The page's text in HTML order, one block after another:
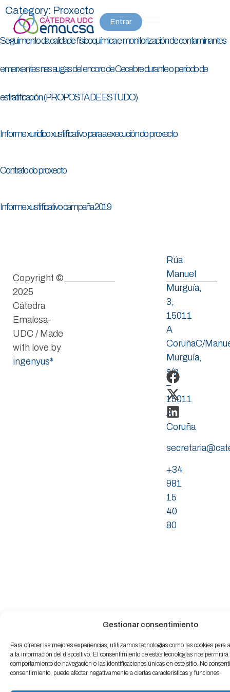
Gestionar consentimiento
Para ofrecer las mejores experiencias, utilizamos tecnologías como las cookies para
a la información del dispositivo. El consentimiento de estas tecnologías nos permitirá
comportamiento de navegación o las identificaciones únicas en este sitio. No
consentimiento, puede afectar negativamente a ciertas características y funciones.
Entrar
Category: Proxecto
Seguimento da calidade físicoquímica e monitorización de contaminantes
emerxentes nas augas del encoro de Cecebre durante o período de
estratificación (PROPOSTA DE ESTUDO)
Informe xurídico xustificativo para a execución do proxecto
Contrato do proxecto
Informe xustificativo campaña 2019
Rúa
Manuel
Murguía,
3,
15011
A
CoruñaC/
Murguía,
s/n
–
15011
A
Coruña
+34
981
15
40
80
Copyright ©
2025
Cátedra
Emalcsa-
UDC / Made
with love by
ingenyus*